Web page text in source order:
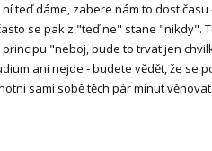
teď dáme, zabere nám to dost
se pak z "teď ne" stane "nikdy".
"neboj, bude to trvat jen
ani nejde - budete vědět, že se
sami sobě těch pár minut